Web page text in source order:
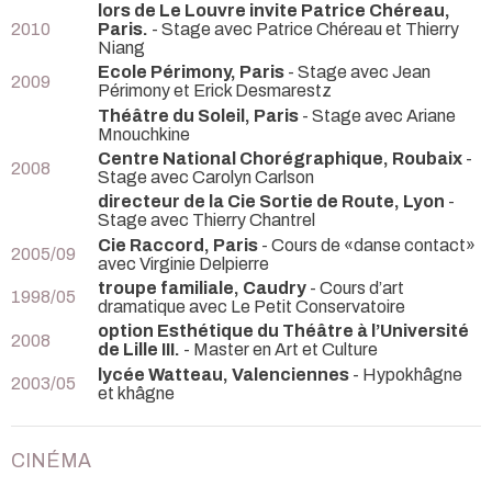
2010
lors de Le Louvre invite Patrice Chéreau,
Paris. - Stage avec Patrice Chéreau et Thierry
Niang
2009
Ecole Périmony, Paris - Stage avec Jean
Périmony et Erick Desmarestz
Théâtre du Soleil, Paris - Stage avec Ariane
Mnouchkine
2008
Centre National Chorégraphique, Roubaix -
Stage avec Carolyn Carlson
directeur de la Cie Sortie de Route, Lyon -
Stage avec Thierry Chantrel
2005/09
Cie Raccord, Paris - Cours de «danse contact»
avec Virginie Delpierre
1998/05
troupe familiale, Caudry - Cours d’art
dramatique avec Le Petit Conservatoire
2008
option Esthétique du Théâtre à l’Université
de Lille III. - Master en Art et Culture
2003/05
lycée Watteau, Valenciennes - Hypokhâgne
et khâgne
CINÉMA